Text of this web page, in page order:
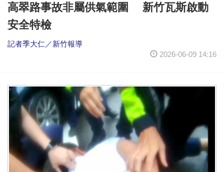
高翠路事故非屬供氣範圍 新竹瓦斯啟動
安全特檢
記者季大仁／新竹報導
2026-06-09 14:16